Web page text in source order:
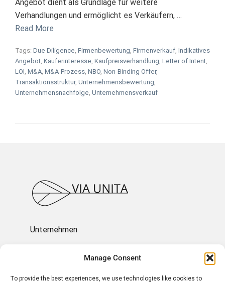
Manage Consent
To provide the best experiences, we use technologies like cookies to
Angebot dient als Grundlage für weitere
Verhandlungen und ermöglicht es Verkäufern, …
Read More
Tags: Due Diligence, Firmenbewertung, Firmenverkauf, Indikatives
Angebot, Käuferinteresse, Kaufpreisverhandlung, Letter of Intent,
LOI, M&A, M&A-Prozess, NBO, Non-Binding Offer,
Transaktionsstruktur, Unternehmensbewertung,
Unternehmensnachfolge, Unternehmensverkauf
Unternehmen